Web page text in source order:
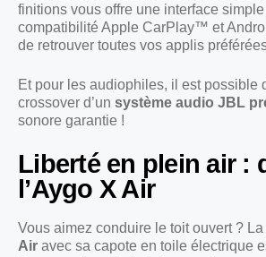
finitions vous offre une interface
compatibilité Apple CarPlay™ et
de retrouver toutes vos applis
Et pour les audiophiles, il est possible
crossover d’un système audio JBL
sonore garantie !
Liberté en plein air :
l’Aygo X Air
Vous aimez conduire le toit ouvert ?
Air avec sa capote en toile électrique